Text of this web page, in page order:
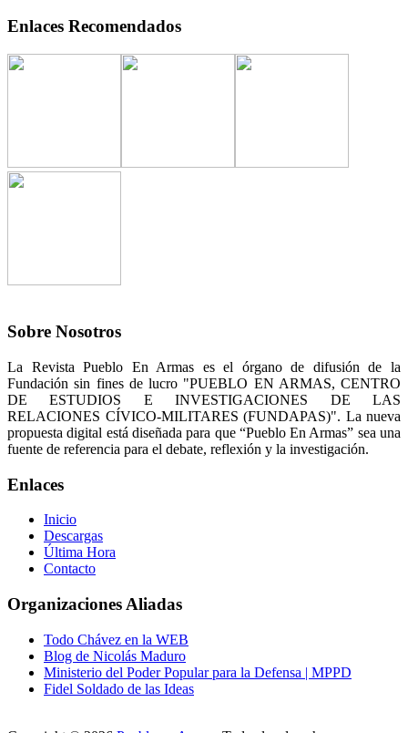
Enlaces Recomendados
Sobre Nosotros
La Revista Pueblo En Armas es el órgano de difusión de la
Fundación sin fines de lucro "PUEBLO EN ARMAS, CENTRO
DE ESTUDIOS E INVESTIGACIONES DE LAS
RELACIONES CÍVICO-MILITARES (FUNDAPAS)". La nueva
propuesta digital está diseñada para que “Pueblo En Armas” sea una
fuente de referencia para el debate, reflexión y la investigación.
Enlaces
Inicio
Descargas
Última Hora
Contacto
Organizaciones Aliadas
Todo Chávez en la WEB
Blog de Nicolás Maduro
Ministerio del Poder Popular para la Defensa | MPPD
Fidel Soldado de las Ideas